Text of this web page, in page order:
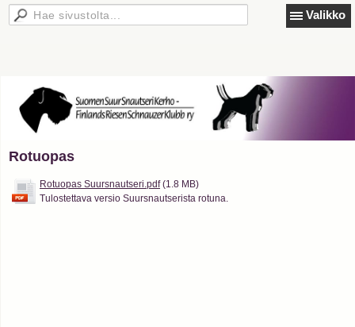
Valikko
Rotuopas
Rotuopas Suursnautseri.pdf (1.8 MB)
Tulostettava versio Suursnautserista rotuna.